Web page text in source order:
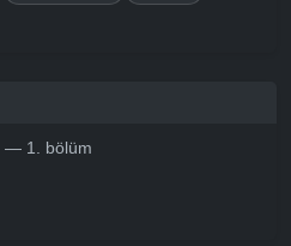
— 1. bölüm